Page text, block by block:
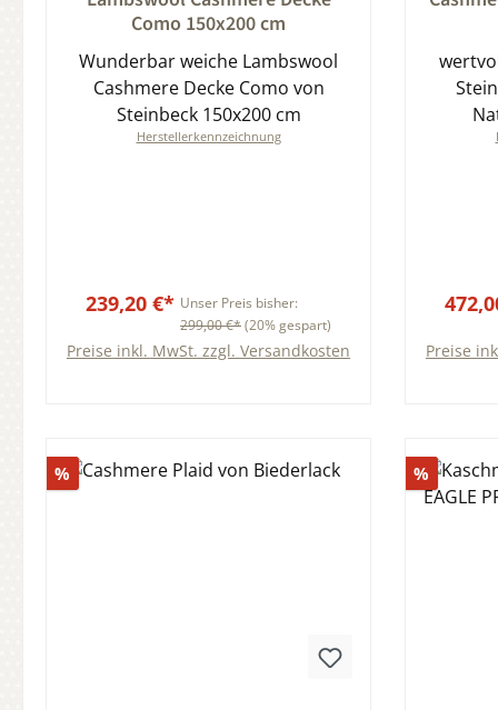
Como 150x200 cm
Wunderbar weiche Lambswool
Cashmere Decke Como von
Steinbeck 150x200 cm
Herstellerkennzeichnung
239,20 €* Unser Preis bisher:
299,00 €*(20% gespart)
Preise inkl. MwSt. zzgl. Versandkosten Preise
% Rabatt % Rabatt